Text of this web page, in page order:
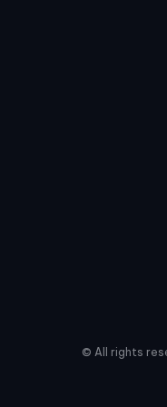
© All rights